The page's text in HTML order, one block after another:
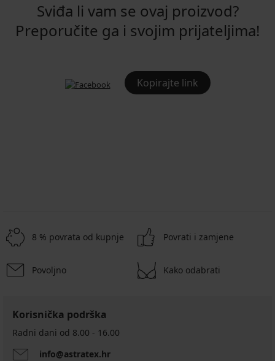
Sviđa li vam se ovaj proizvod?
Preporučite ga i svojim prijateljima!
Kopirajte link
8 % povrata od kupnje Povrati i zamjene
Povoljno Kako odabrati
Korisnička podrška
Radni dani od 8.00 - 16.00
info@astratex.hr